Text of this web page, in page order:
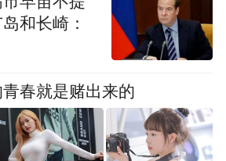
一反应是：中国也有龙卷
有，只是大多数人从来没有
风到底是什么？
间尺度很小（直径多为数十
和长崎：
春就是赌出来的